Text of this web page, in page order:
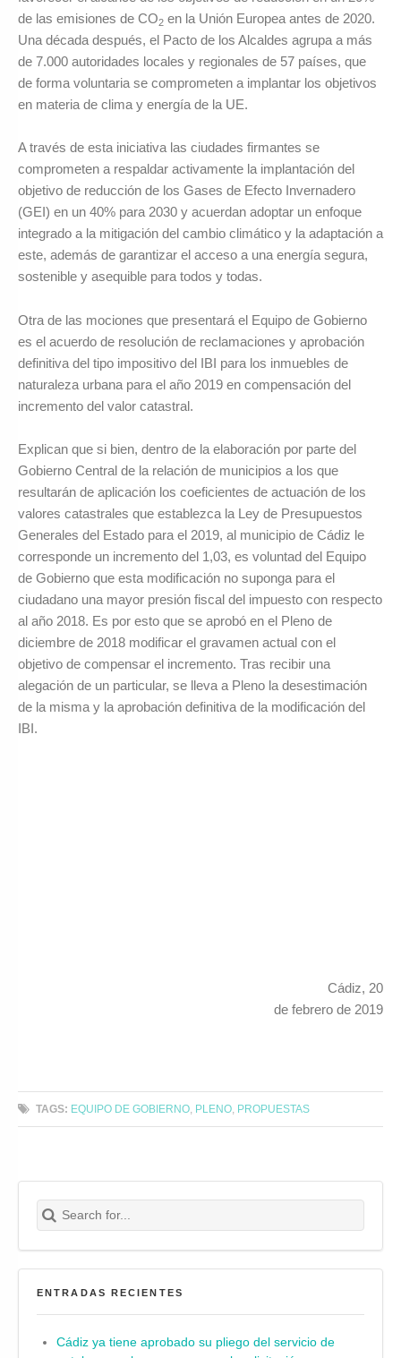
de las emisiones de CO2 en la Unión Europea antes de 2020.
Una década después, el Pacto de los Alcaldes agrupa a más
de 7.000 autoridades locales y regionales de 57 países, que
de forma voluntaria se comprometen a implantar los objetivos
en materia de clima y energía de la UE.
A través de esta iniciativa las ciudades firmantes se
comprometen a respaldar activamente la implantación del
objetivo de reducción de los Gases de Efecto Invernadero
(GEI) en un 40% para 2030 y acuerdan adoptar un enfoque
integrado a la mitigación del cambio climático y la adaptación a
este, además de garantizar el acceso a una energía segura,
sostenible y asequible para todos y todas.
Otra de las mociones que presentará el Equipo de Gobierno
es el acuerdo de resolución de reclamaciones y aprobación
definitiva del tipo impositivo del IBI para los inmuebles de
naturaleza urbana para el año 2019 en compensación del
incremento del valor catastral.
Explican que si bien, dentro de la elaboración por parte del
Gobierno Central de la relación de municipios a los que
resultarán de aplicación los coeficientes de actuación de los
valores catastrales que establezca la Ley de Presupuestos
Generales del Estado para el 2019, al municipio de Cádiz le
corresponde un incremento del 1,03, es voluntad del Equipo
de Gobierno que esta modificación no suponga para el
ciudadano una mayor presión fiscal del impuesto con respecto
al año 2018. Es por esto que se aprobó en el Pleno de
diciembre de 2018 modificar el gravamen actual con el
objetivo de compensar el incremento. Tras recibir una
alegación de un particular, se lleva a Pleno la desestimación
de la misma y la aprobación definitiva de la modificación del
IBI.
Cádiz, 20
de febrero de 2019
TAGS: EQUIPO DE GOBIERNO PLENO PROPUESTAS
Search for:
Buscar
ENTRADAS RECIENTES
Cádiz ya tiene aprobado su pliego del servicio de